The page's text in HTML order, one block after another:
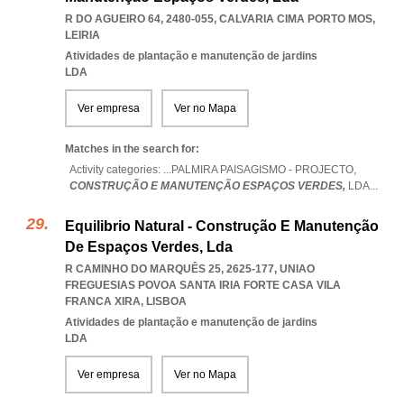
R DO AGUEIRO 64, 2480-055, CALVARIA CIMA PORTO MOS,
LEIRIA
Atividades de plantação e manutenção de jardins
LDA
Ver empresa Ver no Mapa
Matches in the search for:
Activity categories: ...PALMIRA PAISAGISMO - PROJECTO,
CONSTRUÇÃO E MANUTENÇÃO ESPAÇOS VERDES, LDA...
Equilibrio Natural - Construção E Manutenção
De Espaços Verdes, Lda
R CAMINHO DO MARQUÊS 25, 2625-177, UNIAO
FREGUESIAS POVOA SANTA IRIA FORTE CASA VILA
FRANCA XIRA, LISBOA
Atividades de plantação e manutenção de jardins
LDA
Ver empresa Ver no Mapa